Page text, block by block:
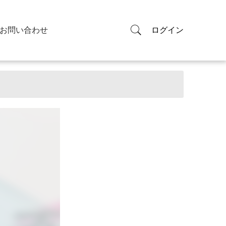
お問い合わせ ログイン